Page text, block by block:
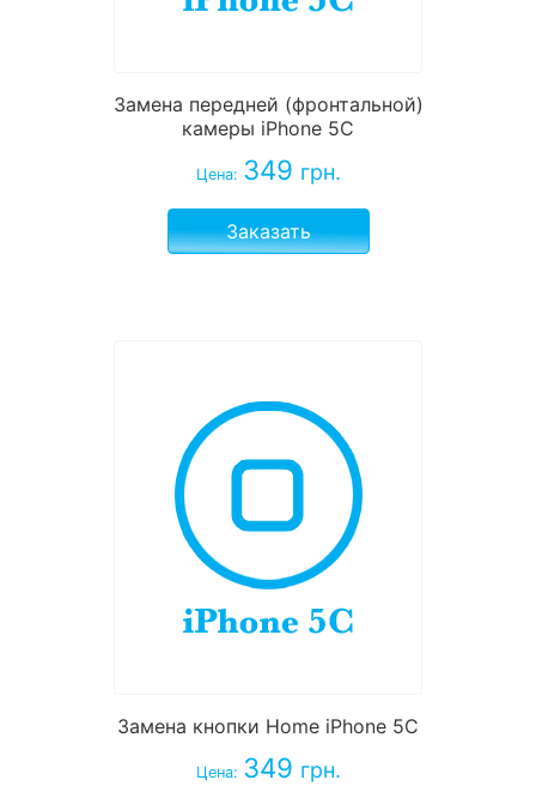
Замена передней (фронтальной)
камеры iPhone 5C
Цена: 349 грн.
Заказать
Замена кнопки Home iPhone 5C
Цена: 349 грн.